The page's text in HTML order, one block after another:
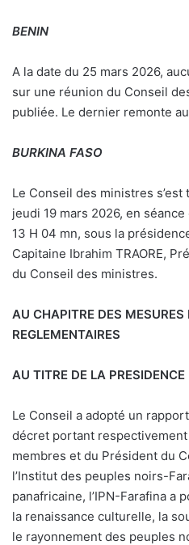
BENIN
A la date du 25 mars 2026,
sur une réunion du Conseil
publiée. Le dernier remonte
BURKINA FASO
Le Conseil des ministres s’est
jeudi 19 mars 2026, en
13 H 04 mn, sous la
Capitaine Ibrahim TRAORE,
du Conseil des ministres.
AU CHAPITRE DES MESURES
REGLEMENTAIRES
AU TITRE DE LA PRESIDENCE
Le Conseil a adopté un
décret portant
membres et du Président du
l’Institut des peuples noirs-
panafricaine, l’IPN-Farafina a
la renaissance culturelle, la
le rayonnement des peuples